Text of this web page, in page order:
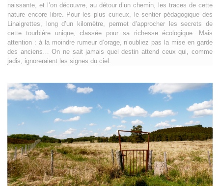
naissante, et l’on découvre, au détour d’un chemin, les traces de cette
nature encore libre. Pour les plus curieux, le sentier pédagogique des
Linaigrettes, long d’un kilomètre, permet d’approcher les secrets de
cette tourbière unique, classée pour sa richesse écologique. Mais
attention : à la moindre rumeur d’orage, n’oubliez pas la mise en garde
des anciens… On ne sait jamais quel destin attend ceux qui, comme
jadis, ignoreraient les signes du ciel.